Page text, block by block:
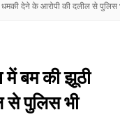
देने के आरोपी की दलील से पुलिस
में बम की झूठी
से पुलिस भी